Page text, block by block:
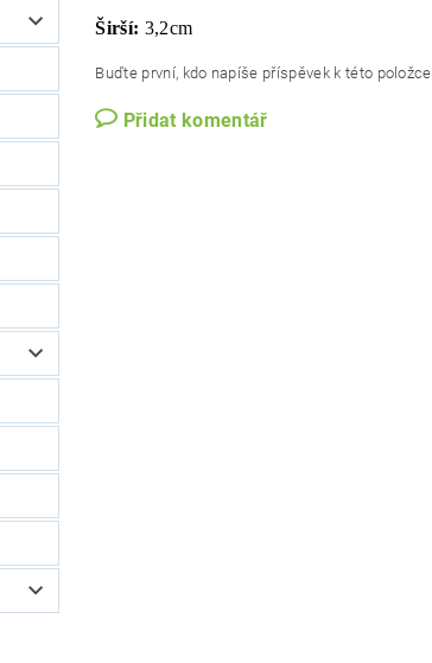
Širší: 3,2cm
Buďte první, kdo napíše příspěvek k této
Přidat komentář